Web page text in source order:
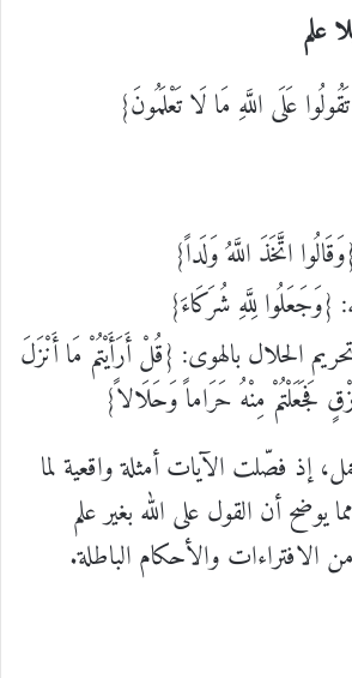
علم
عَلَى اللَّهِ مَا لَا تَعْلَمُونَ}
اتَّخَذَ اللَّهُ وَلَداً}
{وَجَعَلُوا لِلَّهِ شُرَكَاءَ}
الحلال بالهوى: {قُلْ أَرَأَيْتُمْ مَا أَنْزَلَ
فَجَعَلْتُمْ مِنْهُ حَرَاماً وَحَلَالاً}
إذ فصّلت الآيات أمثلة واقعية لما
يوضح أن القول على الله بغير علم
الافتراءات والأحكام الباطلة.